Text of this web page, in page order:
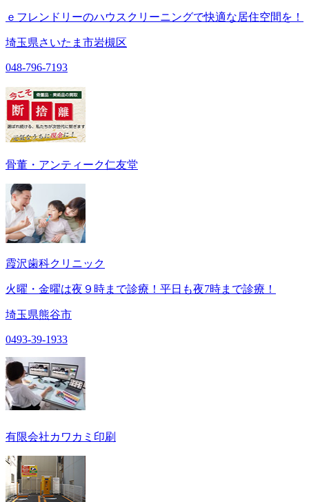
ｅフレンドリーのハウスクリーニングで快適な居住空間を！
埼玉県さいたま市岩槻区
048-796-7193
骨董・アンティーク仁友堂
霞沢歯科クリニック
火曜・金曜は夜９時まで診療！平日も夜7時まで診療！
埼玉県熊谷市
0493-39-1933
有限会社カワカミ印刷